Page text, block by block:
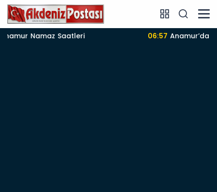
06:57 Anamur’da 09-08-2026 nöbetçi Eczane